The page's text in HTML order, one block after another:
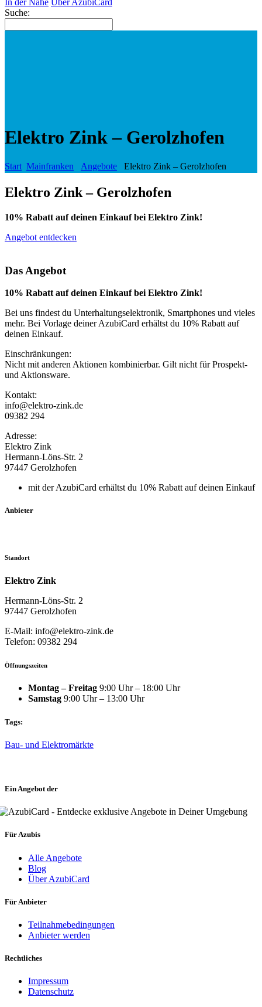
In der Nähe Über AzubiCard
Suche:
Elektro Zink – Gerolzhofen
Start Mainfranken Angebote Elektro Zink – Gerolzhofen
Elektro Zink – Gerolzhofen
10% Rabatt auf deinen Einkauf bei Elektro Zink!
Angebot entdecken
Das Angebot
10% Rabatt auf deinen Einkauf bei Elektro Zink!
Bei uns findest du Unterhaltungselektronik, Smartphones und vieles
mehr. Bei Vorlage deiner AzubiCard erhältst du 10% Rabatt auf
deinen Einkauf.
Einschränkungen:
Nicht mit anderen Aktionen kombinierbar. Gilt nicht für Prospekt-
und Aktionsware.
Kontakt:
info@elektro-zink.de
09382 294
Adresse:
Elektro Zink
Hermann-Löns-Str. 2
97447 Gerolzhofen
mit der AzubiCard erhältst du 10% Rabatt auf deinen Einkauf
Anbieter
Standort
Elektro Zink
Hermann-Löns-Str. 2
97447 Gerolzhofen
E-Mail: info@elektro-zink.de
Telefon: 09382 294
Öffnungszeiten
Montag – Freitag 9:00 Uhr – 18:00 Uhr
Samstag 9:00 Uhr – 13:00 Uhr
Tags:
Bau- und Elektromärkte
Ein Angebot der
Für Azubis
Alle Angebote
Blog
Über AzubiCard
Für Anbieter
Teilnahmebedingungen
Anbieter werden
Rechtliches
Impressum
Datenschutz